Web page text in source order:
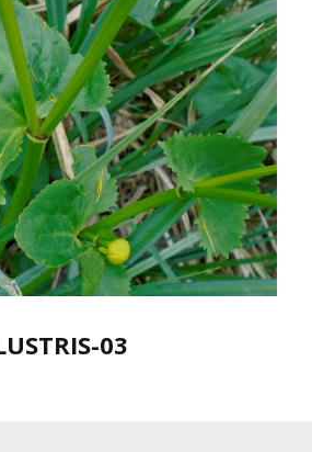
03